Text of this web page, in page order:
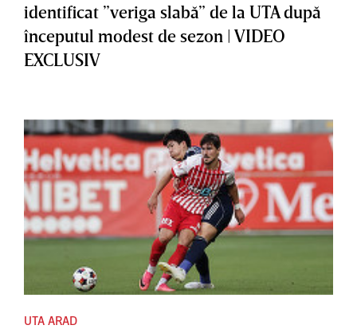
identificat ”veriga slabă” de la UTA după
începutul modest de sezon | VIDEO
EXCLUSIV
UTA ARAD